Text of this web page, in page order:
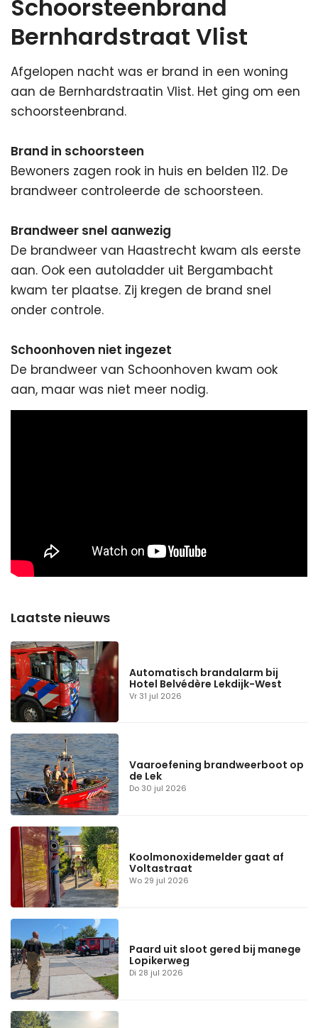
Schoorsteenbrand
Bernhardstraat Vlist
Afgelopen nacht was er brand in een woning
aan de Bernhardstraatin Vlist. Het ging om een
schoorsteenbrand.
Brand in schoorsteen
Bewoners zagen rook in huis en belden 112. De
brandweer controleerde de schoorsteen.
Brandweer snel aanwezig
De brandweer van Haastrecht kwam als eerste
aan. Ook een autoladder uit Bergambacht
kwam ter plaatse. Zij kregen de brand snel
onder controle.
Schoonhoven niet ingezet
De brandweer van Schoonhoven kwam ook
aan, maar was niet meer nodig.
Vr 31 jul 2026
Automatisch brandalarm bij
Hotel Belvédère Lekdijk-West
Do 30 jul 2026
Vaaroefening brandweerboot op
de Lek
Wo 29 jul 2026
Koolmonoxidemelder gaat af
Voltastraat
Di 28 jul 2026
Paard uit sloot gered bij manege
Lopikerweg